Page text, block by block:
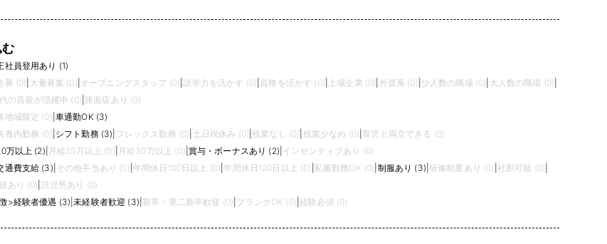
社員登用あり (1)
募 (0) 大量募集 (0) オープニングスタッフ (0) |語学力を活かす (0) 資格を活かす (0) 上場企業 (0) 外資系 (0) 少人数の職場 (0) 大人数の職場 (0)
の店長が活躍中 (0) 路面店あり (0)
地域限定 (0) 車通勤OK (3)
養内勤務 (0) シフト勤務 (3) フレックス勤務 (0) 土日祝休み (0) |残業なし (0) 残業少なめ (0) 育児と両立できる (0)
万以上 (2) 月給25万以上 (0) 月給30万以上 (0) 賞与・ボーナスあり (2) インセンティブあり (0)
通費支給 (3) その他手当あり (0) 年間休日100日以上 (0) 年間休日120日以上 (0) 私服勤務OK (0) 制服あり (3) 研修制度あり (0) 社割可能 (0)
あり (0) 託児所あり (0)
>経験者優遇 (3) |未経験者歓迎 (3) 新卒・第二新卒歓迎 (0) ブランクOK (0) |経験必須 (0)